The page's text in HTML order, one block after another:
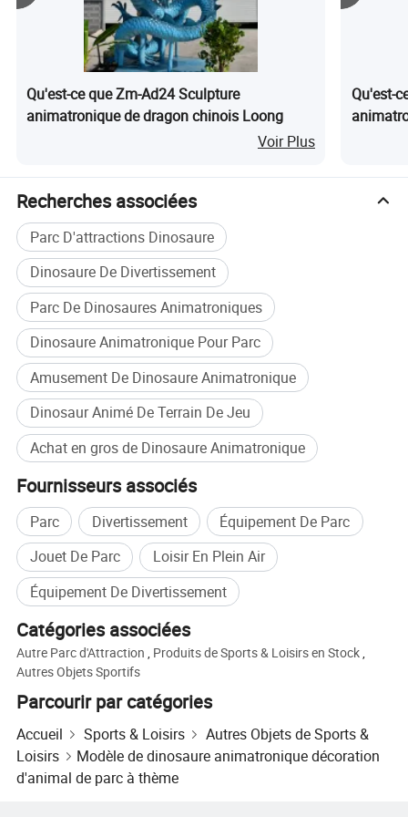
Emballage et expédition
Nos avantages
Qu'est-ce que Zm-Ad24 Sculpture
animatronique de dragon chinois Loong
Voir Plus
Qu'est-
Recherches associées
Parc D'attractions Dinosaure
Dinosaure De Divertissement
Parc De Dinosaures Animatroniques
Dinosaure Animatronique Pour Parc
Amusement De Dinosaure Animatronique
Dinosaur Animé De Terrain De Jeu
Achat en gros de Dinosaure Animatronique
Fournisseurs associés
Parc Divertissement
Équipement De Parc
Jouet De Parc
Loisir En Plein Air
Équipement De Divertissement
Catégories associées
Autre Parc d'Attraction , Produits de Sports & Loisirs en Stock,
Autres Objets Sportifs
Parcourir par catégories
Accueil Sports & Loisirs
Autres Objets de Sports &
Loisirs
Modèle de dinosaure animatronique décoration
d'animal de parc à thème